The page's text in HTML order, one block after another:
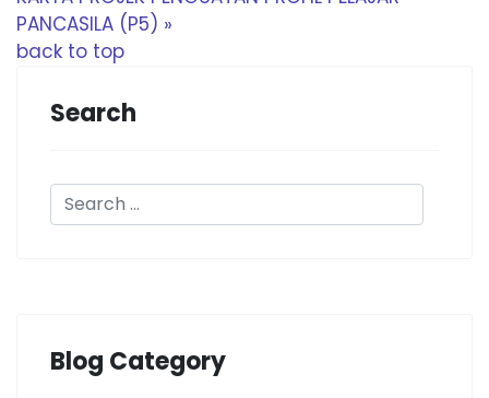
PANCASILA (P5) »
back to top
Search
Blog Category